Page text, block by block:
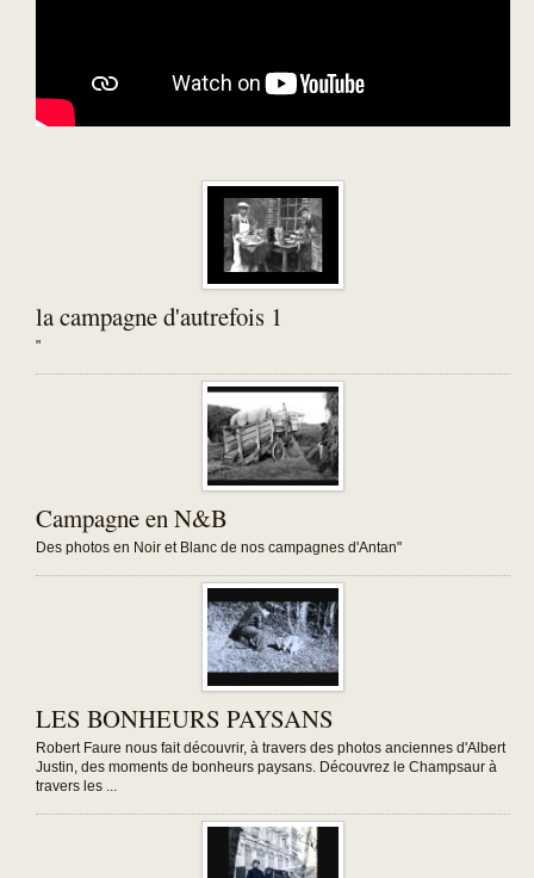
la campagne d'autrefois 1
"
Campagne en N&B
Des photos en Noir et Blanc de nos campagnes d'Antan"
LES BONHEURS PAYSANS
Robert Faure nous fait découvrir, à travers des photos anciennes d'Albert
Justin, des moments de bonheurs paysans. Découvrez le Champsaur à
travers les ...